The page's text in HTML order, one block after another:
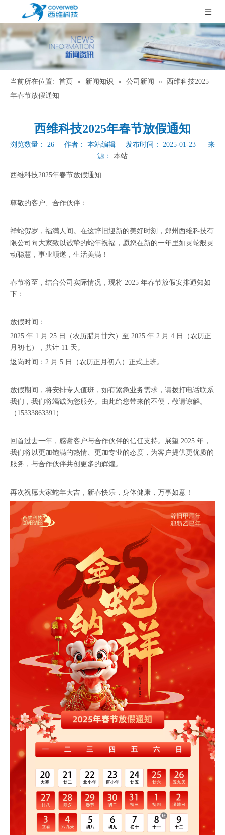
当前所在位置: 首页 » 新闻知识 » 公司新闻 »
西维科技2025
年春节放假通知
西维科技2025年春节放假通知
浏览数量： 26 作者： 本站编辑 发布时间： 2025-01-23 来
源： 本站
["wechat","weibo","qzone","douban","email"]
西维科技2025年春节放假通知
尊敬的客户、合作伙伴：
祥蛇贺岁，福满人间。在这辞旧迎新的美好时刻，郑州西维科技有
限公司向大家致以诚挚的蛇年祝福，愿您在新的一年里如灵蛇般灵
动聪慧，事业顺遂，生活美满！
春节将至，结合公司实际情况，现将 2025 年春节放假安排通知如
下：
放假时间：
2025 年 1 月 25 日（农历腊月廿六）至 2025 年 2 月 4 日（农历正
月初七），共计 11 天。
返岗时间：2 月 5 日（农历正月初八）正式上班。
放假期间，将安排专人值班，如有紧急业务需求，请拨打电话联系
我们，我们将竭诚为您服务。由此给您带来的不便，敬请谅解。
（15333863391）
回首过去一年，感谢客户与合作伙伴的信任支持。展望 2025 年，
我们将以更加饱满的热情、更加专业的态度，为客户提供更优质的
服务，与合作伙伴共创更多的辉煌。
再次祝愿大家蛇年大吉，新春快乐，身体健康，万事如意！